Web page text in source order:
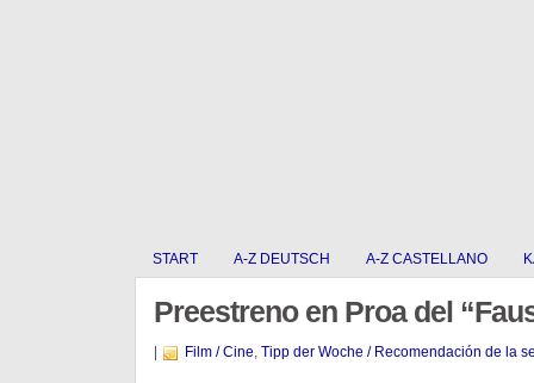
START A-Z DEUTSCH A-Z CASTELLANO
Preestreno en Proa del
Film / Cine, Tipp der Woche / Recomendación de la